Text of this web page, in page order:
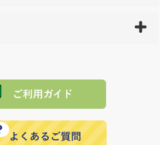
商品の送料は、こちらの
全国送
お客様の元へ直送いたしますの
送料が必要になります。
などで不都合が生じている場合
す。）
りませんが、当協会までご注文
ご入金を確認した後で、商品を
出来次第の便にてお送りいたし